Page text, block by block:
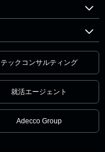
テックコンサルティング
就活エージェント
Adecco Group